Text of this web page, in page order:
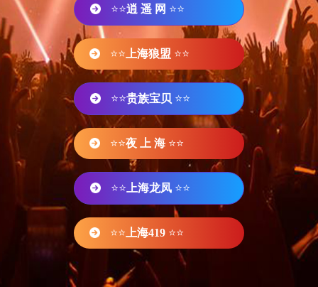
⭐⭐逍 遥 网 ⭐⭐
⭐⭐ 上海狼盟 ⭐⭐
⭐⭐贵族宝贝 ⭐⭐
⭐⭐夜 上 海 ⭐⭐
⭐⭐ 上海龙凤 ⭐⭐
⭐⭐ 上海419 ⭐⭐